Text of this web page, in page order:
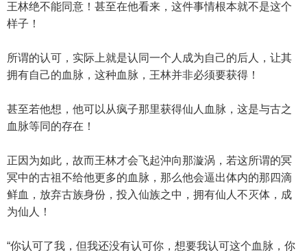
王林绝不能同意！甚至在他看来，这件事情根本就不是这个
样子！
所谓的认可，实际上就是认同一个人成为自己的后人，让其
拥有自己的血脉，这种血脉，王林并非必须要获得！
甚至若他想，他可以从疯子那里获得仙人血脉，这是与古之
血脉等同的存在！
正因为如此，故而王林才会飞起沖向那漩涡，若这所谓的冥
冥中的古祖不给他更多的血脉，那么他会逼出体内的那四滴
鲜血，放弃古族身份，投入仙族之中，拥有仙人不灭体，成
为仙人！
“你认可了我，但我还没有认可你，想要我认可这个血脉，你